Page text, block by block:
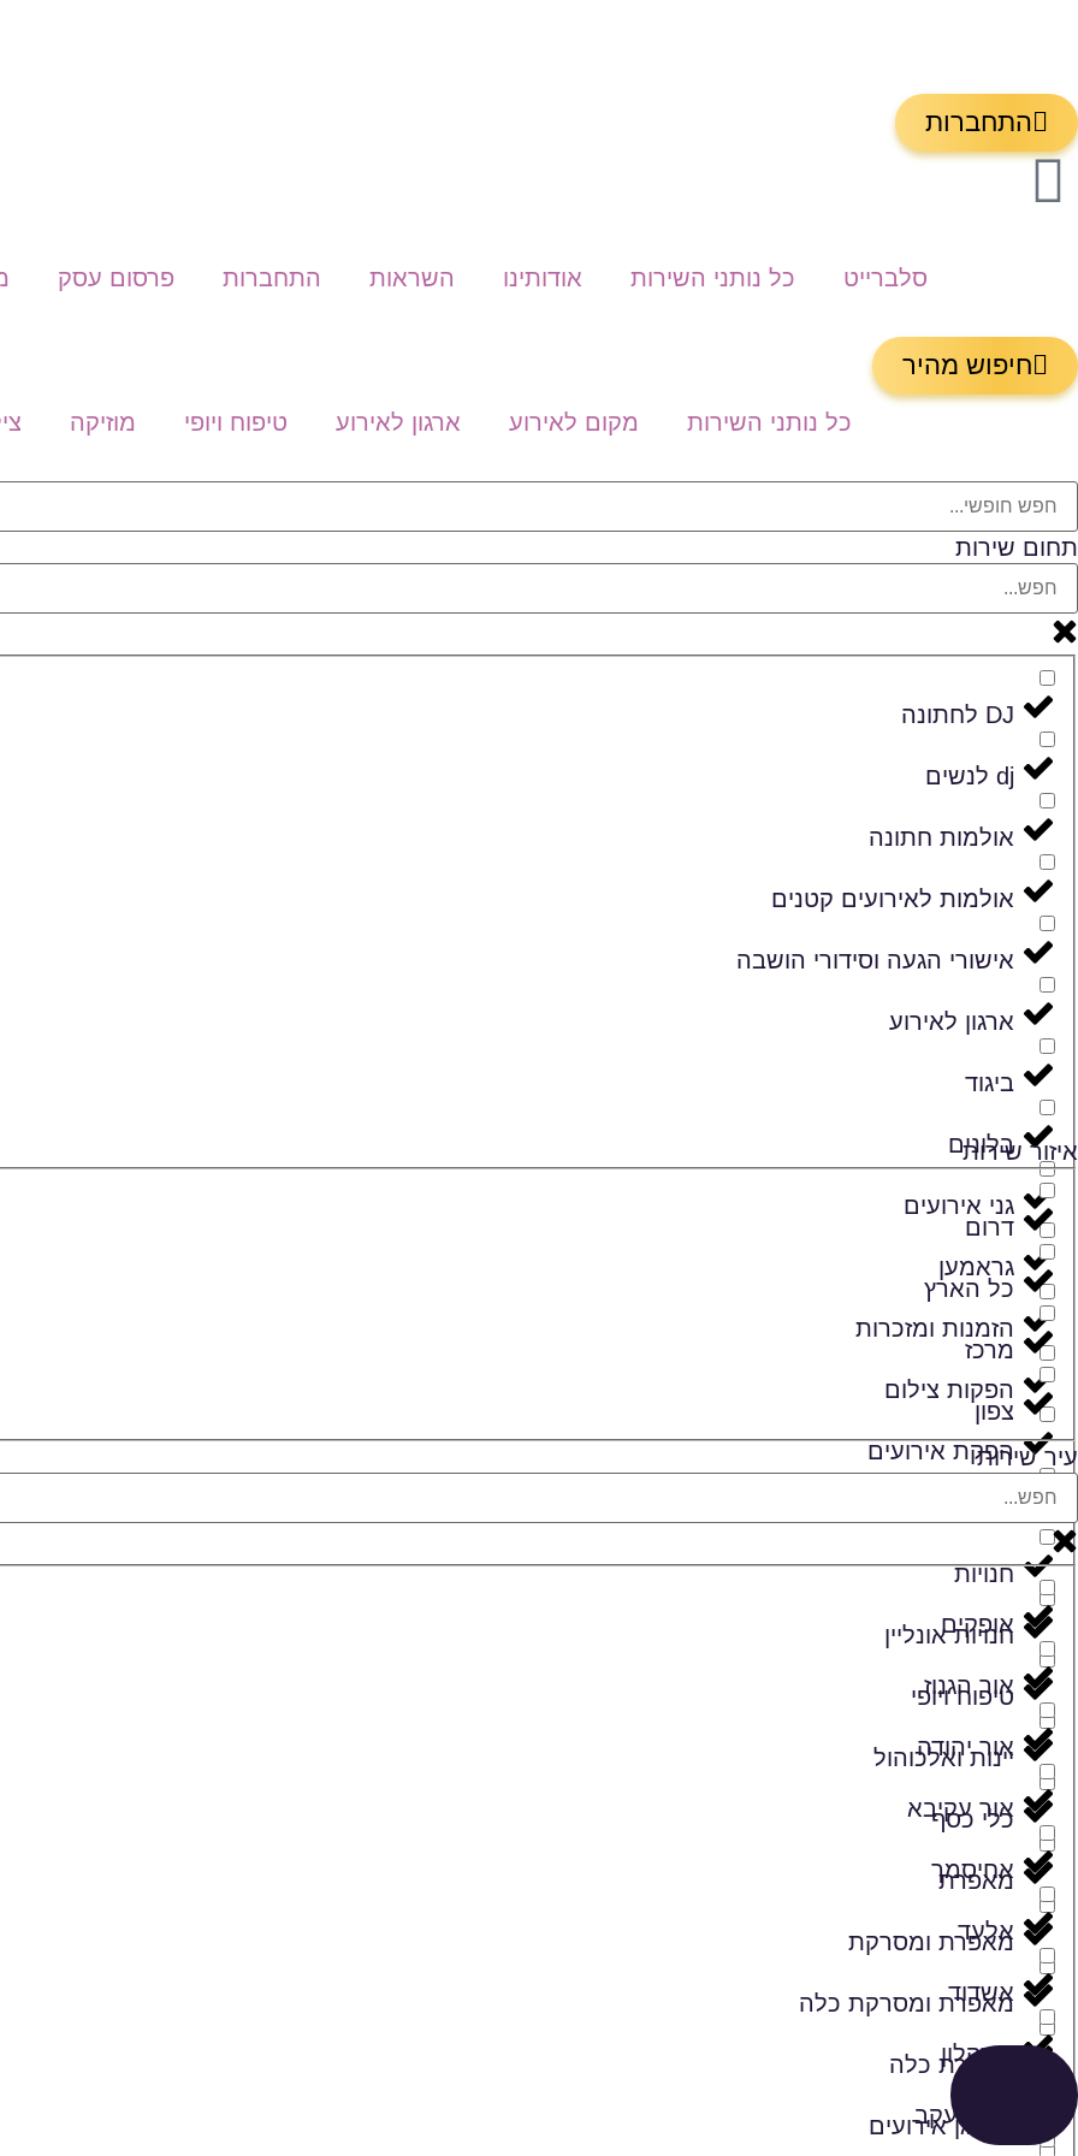
התחברות
סלברייט כל נותני השירות אודותינו השראות התחברות פרסום עסק
חיפוש מהיר
כל נותני השירות מקום לאירוע ארגון לאירוע טיפוח ויופי מוזיקה
תחום שירות
DJ לחתונה
dj לנשים
אולמות חתונה
אולמות לאירועים קטנים
אישורי הגעה וסידורי הושבה
ארגון לאירוע
ביגוד
בלונים
גני אירועים
גראמען
הזמנות ומזכרות
הפקות צילום
הפקת אירועים
זמרים
חנויות
חנויות אונליין
טיפוח ויופי
יינות ואלכוהול
כלי כסף
מאפרת
מאפרת ומסרקת
מאפרת ומסרקת כלה
מאפרת כלה
מארגן אירועים
איזור שירות
דרום
כל הארץ
מרכז
צפון
עיר שירות
אופקים
אור הגנוז
אור יהודה
אור עקיבא
אחיסמך
אלעד
אשדוד
אשקלון
באר יעקב